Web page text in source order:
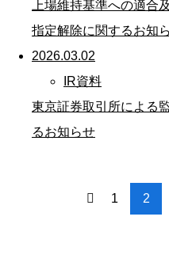
上場維持基準への適合
指定解除に関するお知
2026.03.02
IR資料
東京証券取引所による
るお知らせ
1 2